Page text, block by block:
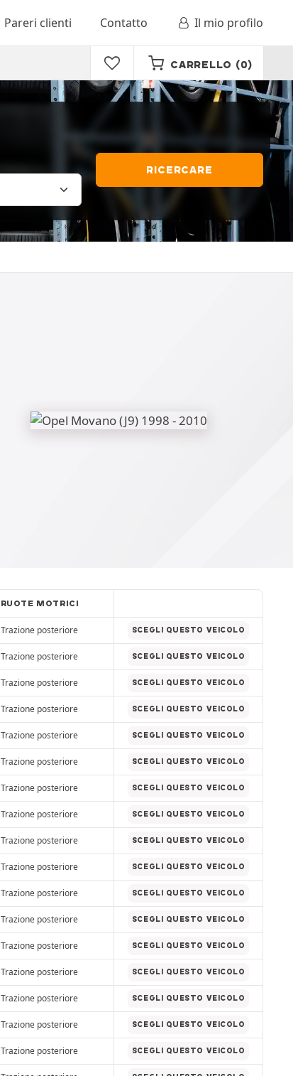
Pareri clienti Contatto Il mio profilo
CARRELLO (0)
RICERCARE
RUOTE MOTRICI
Trazione posteriore SCEGLI QUESTO VEICOLO
Trazione posteriore SCEGLI QUESTO VEICOLO
Trazione posteriore SCEGLI QUESTO VEICOLO
Trazione posteriore SCEGLI QUESTO VEICOLO
Trazione posteriore SCEGLI QUESTO VEICOLO
Trazione posteriore SCEGLI QUESTO VEICOLO
Trazione posteriore SCEGLI QUESTO VEICOLO
Trazione posteriore SCEGLI QUESTO VEICOLO
Trazione posteriore SCEGLI QUESTO VEICOLO
Trazione posteriore SCEGLI QUESTO VEICOLO
Trazione posteriore SCEGLI QUESTO VEICOLO
Trazione posteriore SCEGLI QUESTO VEICOLO
Trazione posteriore SCEGLI QUESTO VEICOLO
Trazione posteriore SCEGLI QUESTO VEICOLO
Trazione posteriore SCEGLI QUESTO VEICOLO
Trazione posteriore SCEGLI QUESTO VEICOLO
Trazione posteriore SCEGLI QUESTO VEICOLO